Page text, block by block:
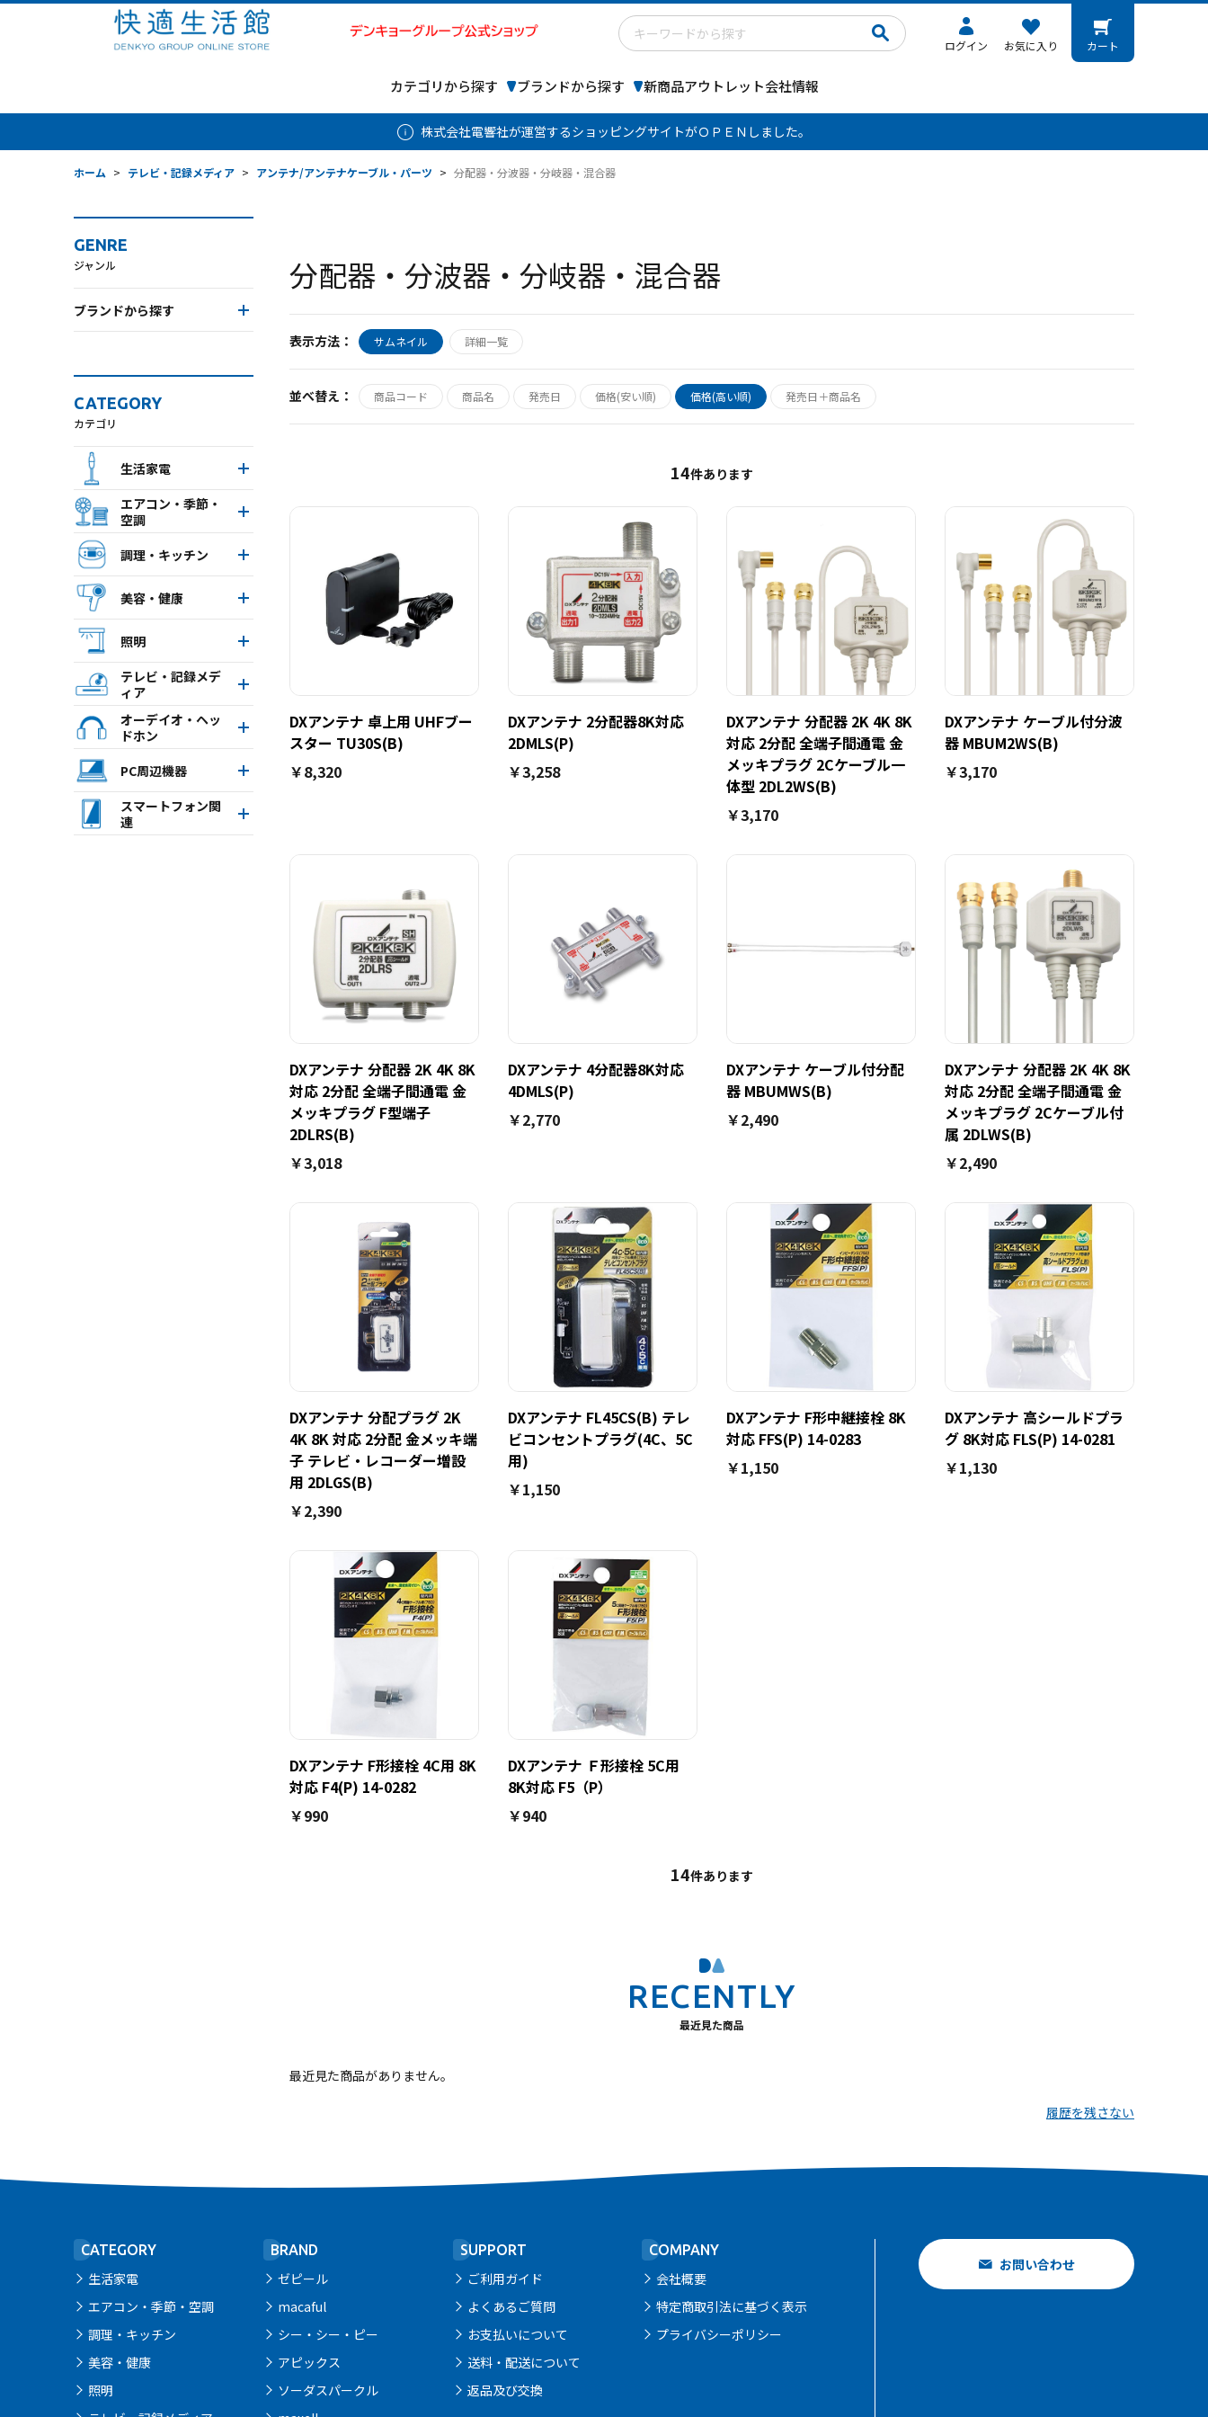
ログイン お気に入り カート
カテゴリから探す ブランドから探す 新商品アウトレット会社情報
株式会社電響社が運営するショッピングサイトがＯＰＥＮしました。
ホーム > テレビ・記録メディア > アンテナ/アンテナケーブル・パーツ > 分配器・分波器・分岐器・混合器
GENRE
ジャンル
ブランドから探す
CATEGORY
カテゴリ
生活家電
エアコン・季節・
空調
調理・キッチン
美容・健康
照明
テレビ・記録メデ
ィア
オーデイオ・ヘッ
ドホン
PC周辺機器
スマートフォン関
連
分配器・分波器・分岐器・混合器
表示方法： サムネイル 詳細一覧
並べ替え： 商品コード 商品名 発売日 価格(安い順) 価格(高い順) 発売日＋商品名
14件あります
DXアンテナ 卓上用 UHFブー
スター TU30S(B)
￥8,320
DXアンテナ 2分配器8K対応
2DMLS(P)
￥3,258
DXアンテナ 分配器 2K 4K 8K
対応 2分配 全端子間通電 金
メッキプラグ 2Cケーブル一
体型 2DL2WS(B)
￥3,170
DXアンテナ ケーブル付分波
器 MBUM2WS(B)
￥3,170
DXアンテナ 分配器 2K 4K 8K
対応 2分配 全端子間通電 金
メッキプラグ F型端子
2DLRS(B)
￥3,018
DXアンテナ 4分配器8K対応
4DMLS(P)
￥2,770
DXアンテナ ケーブル付分配
器 MBUMWS(B)
￥2,490
DXアンテナ 分配器 2K 4K 8K
対応 2分配 全端子間通電 金
メッキプラグ 2Cケーブル付
属 2DLWS(B)
￥2,490
DXアンテナ 分配プラグ 2K
4K 8K 対応 2分配 金メッキ端
子 テレビ・レコーダー増設
用 2DLGS(B)
￥2,390
DXアンテナ FL45CS(B) テレ
ビコンセントプラグ(4C、5C
用)
￥1,150
DXアンテナ F形中継接栓 8K
対応 FFS(P) 14-0283
￥1,150
DXアンテナ 高シールドプラ
グ 8K対応 FLS(P) 14-0281
￥1,130
DXアンテナ F形接栓 4C用 8K
対応 F4(P) 14-0282
￥990
DXアンテナ Ｆ形接栓 5C用
8K対応 F5（P）
￥940
14件あります
最近見た商品
最近見た商品がありません。
履歴を残さない
CATEGORY
生活家電
エアコン・季節・空調
調理・キッチン
美容・健康
照明
BRAND
ゼピール
macaful
シー・シー・ピー
アピックス
ソーダスパークル
SUPPORT
ご利用ガイド
よくあるご質問
お支払いについて
送料・配送について
返品及び交換
COMPANY
会社概要
特定商取引法に基づく表示
プライバシーポリシー
お問い合わせ